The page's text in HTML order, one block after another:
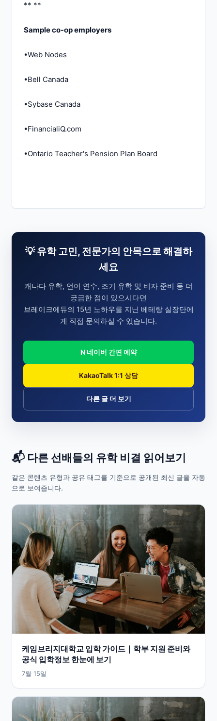
** **
Sample co-op employers
•Web Nodes
•Bell Canada
•Sybase Canada
•FinancialiQ.com
•Ontario Teacher's Pension Plan Board
💡 유학 고민, 전문가의 안목으로 해결하
세요
캐나다 유학, 언어 연수, 조기 유학 및 비자 준비 등 더
궁금한 점이 있으시다면
브레이크에듀의 15년 노하우를 지닌 베테랑 실장단에
게 직접 문의하실 수 있습니다.
N 네이버 간편 예약
KakaoTalk 1:1 상담
다른 글 더 보기
📬 다른 선배들의 유학 비결 읽어보기
같은 콘텐츠 유형과 공유 태그를 기준으로 공개된 최신 글을 자동
으로 보여줍니다.
케임브리지대학교 입학 가이드｜학부 지원 준비와
공식 입학정보 한눈에 보기
7월 15일